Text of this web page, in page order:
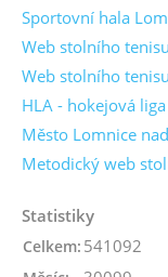
Sportovní hala
Web stolního
Web stolního
HLA - hokejová
Město Lomnice
Metodický web
Statistiky
Celkem: 541092